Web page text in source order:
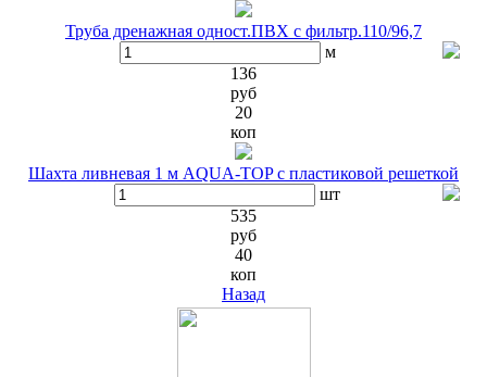
Труба дренажная одност.ПВХ с фильтр.110/96,7
м
136
руб
20
коп
Шахта ливневая 1 м AQUA-TOP с пластиковой решеткой
шт
535
руб
40
коп
Назад